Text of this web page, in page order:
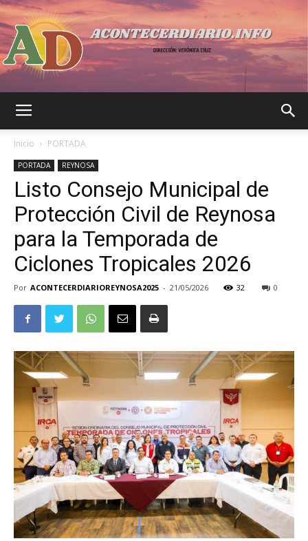
Diario
Inicio PORTADA
PORTADA REYNOSA
Listo Consejo Municipal de
Protección Civil de Reynosa
para la Temporada de
Ciclones Tropicales 2026
Por ACONTECERDIARIOREYNOSA2025 - 21/05/2026 32 0